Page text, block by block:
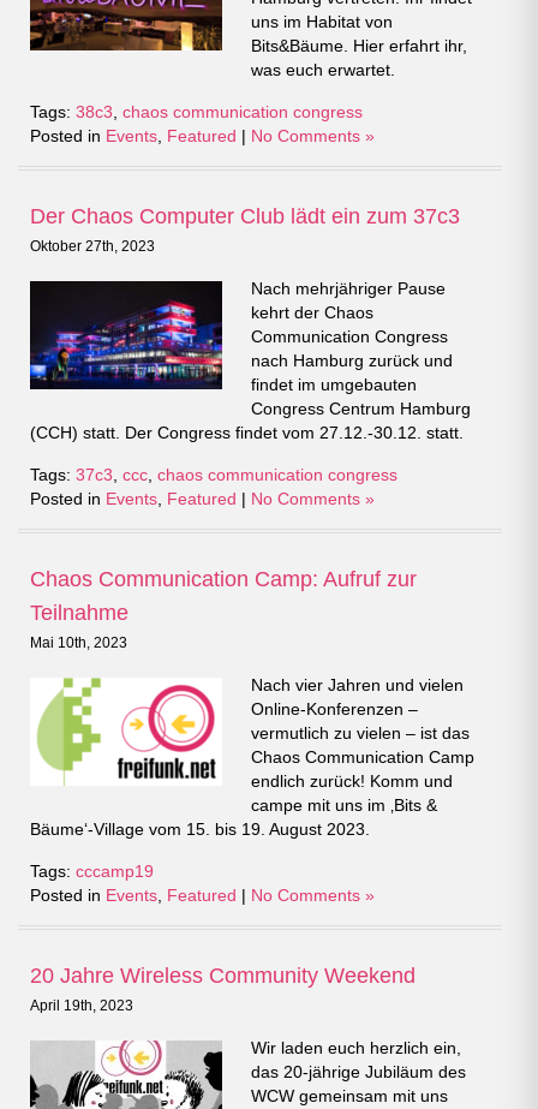
uns im Habitat von
Bits&Bäume. Hier erfahrt ihr,
was euch erwartet.
Tags: 38c3 chaos communication congress
Posted in Events Featured | No Comments »
Der Chaos Computer Club lädt ein zum 37c3
Oktober 27th, 2023
Nach mehrjähriger Pause
kehrt der Chaos
Communication Congress
nach Hamburg zurück und
findet im umgebauten
Congress Centrum Hamburg
(CCH) statt. Der Congress findet vom 27.12.-30.12. statt.
Tags: 37c3 ccc chaos communication congress
Posted in Events Featured | No Comments »
Chaos Communication Camp: Aufruf zur
Teilnahme
Mai 10th, 2023
Nach vier Jahren und vielen
Online-Konferenzen –
vermutlich zu vielen – ist das
Chaos Communication Camp
endlich zurück! Komm und
campe mit uns im ‚Bits &
Bäume‘-Village vom 15. bis 19. August 2023.
Tags: cccamp19
Posted in Events Featured | No Comments »
20 Jahre Wireless Community Weekend
April 19th, 2023
Wir laden euch herzlich ein,
das 20-jährige Jubiläum des
WCW gemeinsam mit uns